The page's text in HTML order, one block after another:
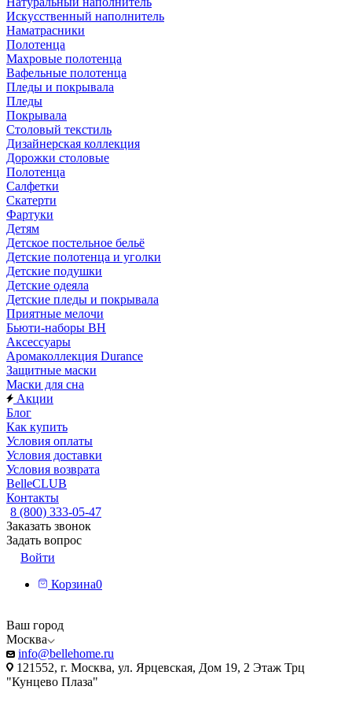
Искуcственный наполнитель
Наматрасники
Полотенца
Махровые полотенца
Вафельные полотенца
Пледы и покрывала
Пледы
Покрывала
Столовый текстиль
Дизайнерская коллекция
Дорожки столовые
Полотенца
Салфетки
Скатерти
Фартуки
Детям
Детское постельное бельё
Детские полотенца и уголки
Детские подушки
Детские одеяла
Детские пледы и покрывала
Приятные мелочи
Бьюти-наборы ВН
Аксессуары
Аромаколлекция Durance
Защитные маски
Маски для сна
Акции
Блог
Как купить
Условия оплаты
Условия доставки
Условия возврата
BelleCLUB
Контакты
8 (800) 333-05-47
Заказать звонок
Задать вопрос
Войти
Корзина0
Ваш город
Москва
info@bellehome.ru
121552, г. Москва, ул. Ярцевская, Дом 19, 2 Этаж Трц
"Кунцево Плаза"